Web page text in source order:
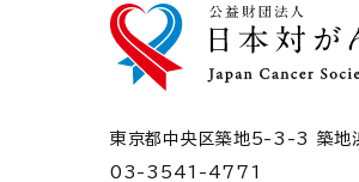
東京都中央区築地5-3-3 築地
03-3541-4771